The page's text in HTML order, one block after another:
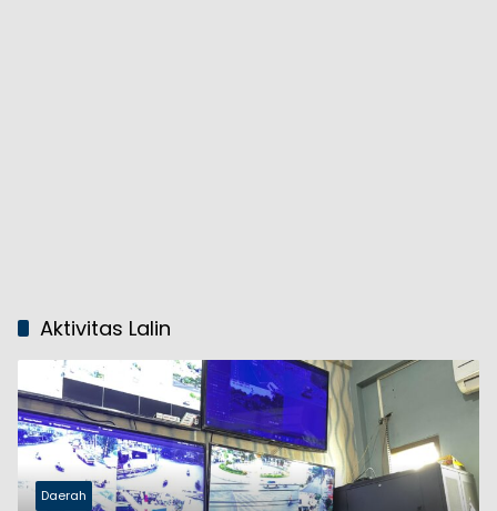
Aktivitas Lalin
Daerah